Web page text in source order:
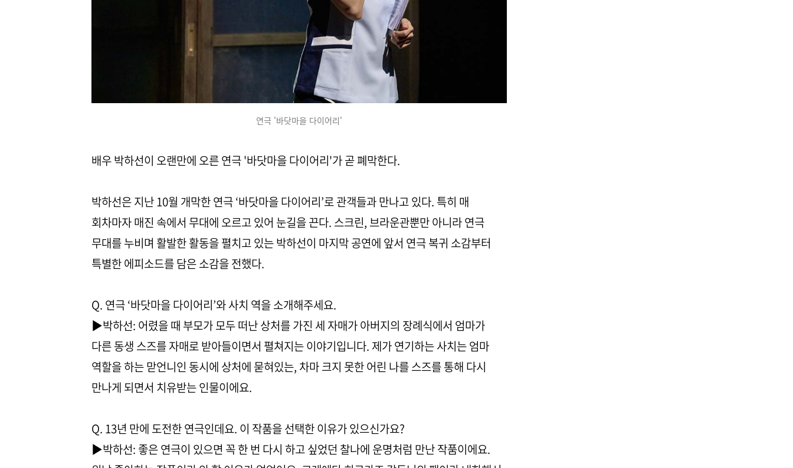
연극 '바닷마을 다이어리'
배우 박하선이 오랜만에 오른 연극 '바닷마을 다이어리'가 곧 폐막한다.
박하선은 지난 10월 개막한 연극 ‘바닷마을 다이어리’로 관객들과 만나고 있다. 특히 매
회차마자 매진 속에서 무대에 오르고 있어 눈길을 끈다. 스크린, 브라운관뿐만 아니라 연극
무대를 누비며 활발한 활동을 펼치고 있는 박하선이 마지막 공연에 앞서 연극 복귀 소감부터
특별한 에피소드를 담은 소감을 전했다.
Q. 연극 ‘바닷마을 다이어리’와 사치 역을 소개해주세요.
▶박하선: 어렸을 때 부모가 모두 떠난 상처를 가진 세 자매가 아버지의 장례식에서 엄마가
다른 동생 스즈를 자매로 받아들이면서 펼쳐지는 이야기입니다. 제가 연기하는 사치는 엄마
역할을 하는 맏언니인 동시에 상처에 묻혀있는, 차마 크지 못한 어린 나를 스즈를 통해 다시
만나게 되면서 치유받는 인물이에요.
Q. 13년 만에 도전한 연극인데요. 이 작품을 선택한 이유가 있으신가요?
▶박하선: 좋은 연극이 있으면 꼭 한 번 다시 하고 싶었던 찰나에 운명처럼 만난 작품이에요.